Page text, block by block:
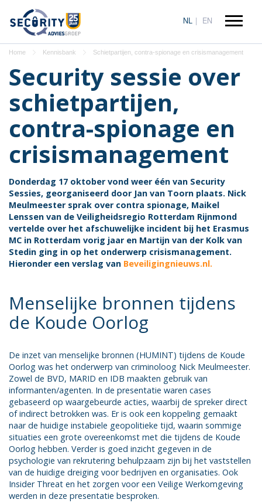
NL EN
Home Kennisbank Schietpartijen, contra-spionage en crisismanagement
Security sessie over
schietpartijen,
contra-spionage en
crisismanagement
Donderdag 17 oktobervond weer één van Security
Sessies, georganiseerd door Jan van Toorn plaats. Nick
Meulmeester sprak over contra spionage, Maikel
Lenssen van de Veiligheidsregio Rotterdam Rijnmond
vertelde over het afschuwelijke incident bij het Erasmus
MC in Rotterdam vorig jaar en Martijn van der Kolk van
Stedin ging in op het onderwerp crisismanagement.
Hieronder een verslag van Beveiligingnieuws.nl.
Menselijke bronnen tijdens
de Koude Oorlog
De inzet van menselijke bronnen (HUMINT) tijdens de Koude
Oorlog was het onderwerp van criminoloog Nick Meulmeester.
Zowel de BVD, MARID en IDB maakten gebruik van
informanten/agenten. In de presentatie waren cases
gebaseerd op waargebeurde acties, waarbij de spreker direct
of indirect betrokken was. Er is ook een koppeling gemaakt
naar de huidige instabiele geopolitieke tijd, waarin sommige
situaties een grote overeenkomst met die tijdens de Koude
Oorlog hebben. Verder is goed inzicht gegeven in de
psychologie van rekrutering behulpzaam zijn bij het vaststellen
van de huidige dreiging voor bedrijven en organisaties. Ook
Insider Threat en het zorgen voor een Veilige Werkomgeving
werden in deze presentatie besproken.